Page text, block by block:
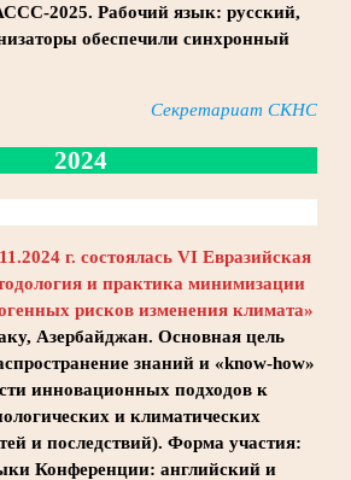
2025. Рабочий язык: русский,
обеспечили синхронный
Секретариат СКНС
2024
г. состоялась VI Евразийская
и практика минимизации
рисков изменения климата»
Азербайджан. Основная цель
знаний и «know-how»
инновационных подходов к
и климатических
и последствий). Форма участия:
Конференции: английский и